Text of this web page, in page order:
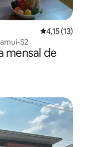
4,15 de uma
4,15 (13)
S2
mensal de